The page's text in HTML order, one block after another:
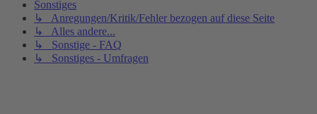
Sonstiges
↳ Anregungen/Kritik/Fehler bezogen auf diese Seite
↳ Alles andere...
↳ Sonstige - FAQ
↳ Sonstiges - Umfragen